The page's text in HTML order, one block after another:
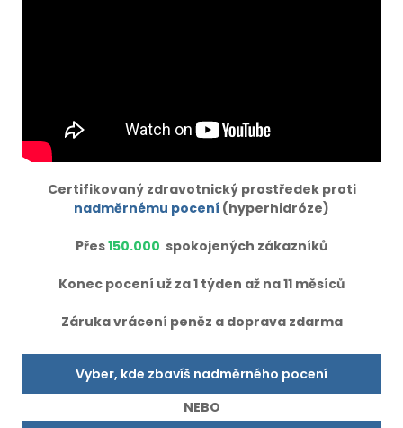
Certifikovaný zdravotnický prostředek proti
nadměrnému pocení (hyperhidróze)
Přes150.000 spokojených zákazníků
Konec pocení už za 1 týden až na 11 měsíců
Záruka vrácení peněz a doprava zdarma
Vyber, kde zbavíš nadměrného pocení
NEBO